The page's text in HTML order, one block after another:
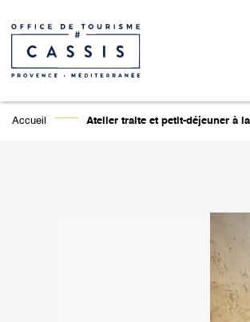
Accueil Atelier traite et petit-déjeuner à